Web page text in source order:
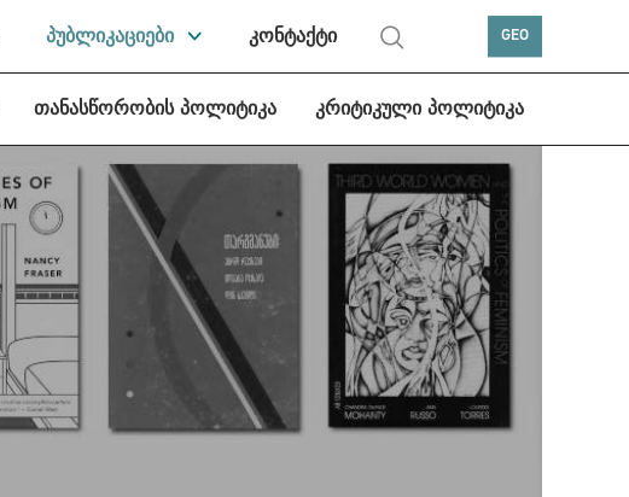
პუბლიკაციები კონტაქტი GEO
თანასწორობის პოლიტიკა კრიტიკული პოლიტიკა